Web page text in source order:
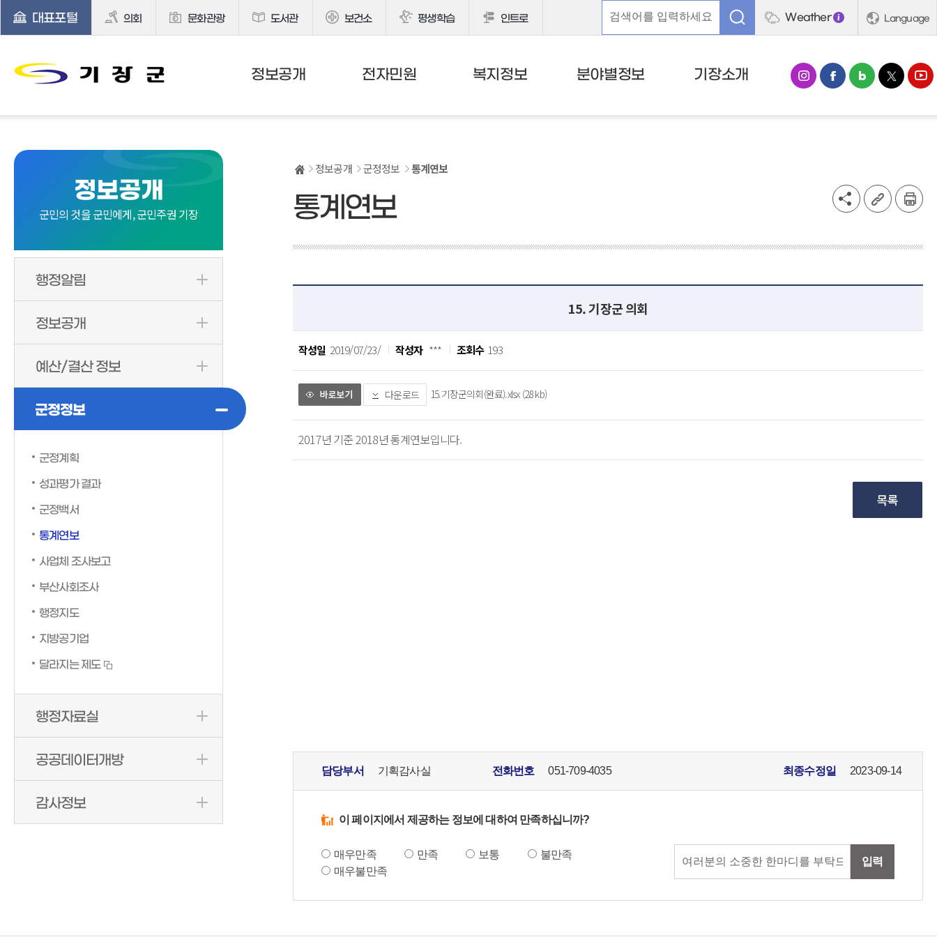
대표포털 의회 문화관광 도서관 보건소 평생학습 인트로 Weather Language
정보공개 전자민원 복지정보 분야별정보 기장소개
정보공개
군민의 것을 군민에게, 군민주권 기장
행정알림
정보공개
예산/결산 정보
군정정보
군정계획
성과평가 결과
군정백서
통계연보
사업체 조사보고
부산사회조사
행정지도
지방공기업
달라지는 제도
행정자료실
공공데이터개방
감사정보
정보공개 군정정보 통계연보
통계연보
15. 기장군 의회
작성일 2019/07/23/ 작성자 *** 조회수 193
다운로드 15.기장군의회(완료).xlsx (28 kb)
2017년 기준 2018년 통계연보입니다.
담당부서 기획감사실 전화번호 051-709-4035 최종수정일 2023-09-14
이 페이지에서 제공하는 정보에 대하여 만족하십니까?
매우만족 만족 보통
불만족
매우불만족
입력